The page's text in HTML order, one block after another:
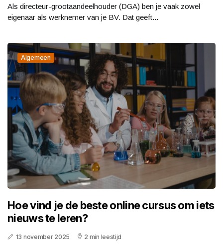
Als directeur-grootaandeelhouder (DGA) ben je vaak zowel
eigenaar als werknemer van je BV. Dat geeft...
Algemeen
Hoe vind je de beste online cursus om iets
nieuws te leren?
13 november 2025 2 min leestijd